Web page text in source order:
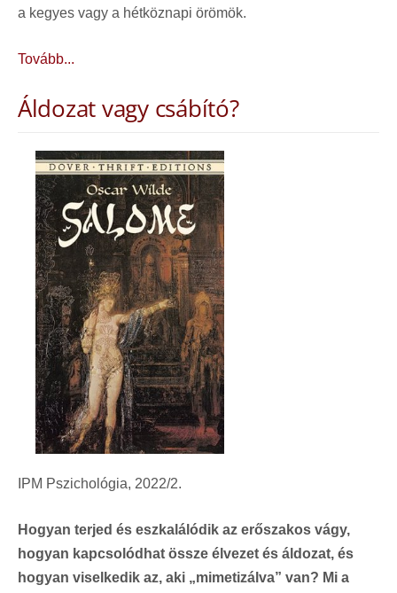
a kegyes vagy a hétköznapi örömök.
Tovább...
Áldozat vagy csábító?
IPM Pszichológia, 2022/2.
Hogyan terjed és eszkalálódik az erőszakos vágy,
hogyan kapcsolódhat össze élvezet és áldozat, és
hogyan viselkedik az, aki „mimetizálva” van? Mi a